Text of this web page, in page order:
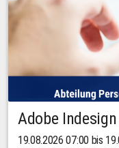
Adobe Indesign
19.08.2026 07:00 bis